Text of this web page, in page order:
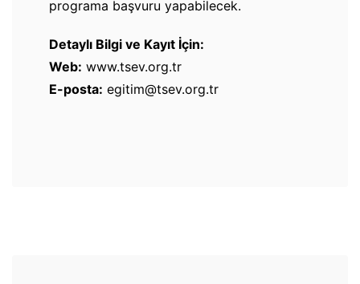
programa başvuru yapabilecek.
Detaylı Bilgi ve Kayıt İçin:
Web: www.tsev.org.tr
E-posta: egitim@tsev.org.tr